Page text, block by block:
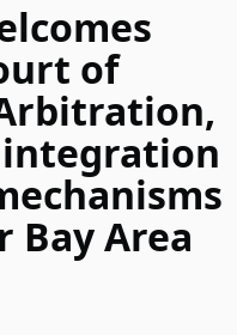
of
Bay Area